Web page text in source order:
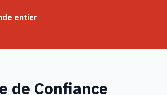
entier
de Confiance